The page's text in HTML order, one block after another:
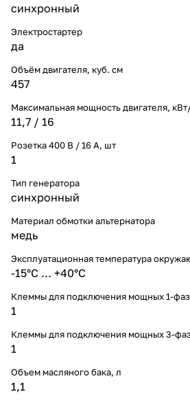
синхронный
Электростартер
да
Объём двигателя, куб. см
457
Максимальная мощность двигателя,
11,7 / 16
Розетка 400 В / 16 А, шт
1
Тип генератора
синхронный
Материал обмотки альтернатора
медь
Эксплуатационная температура
-15°С … +40°С
Клеммы для подключения мощных 1-
1
Клеммы для подключения мощных 3-
1
Объем масляного бака, л
1,1